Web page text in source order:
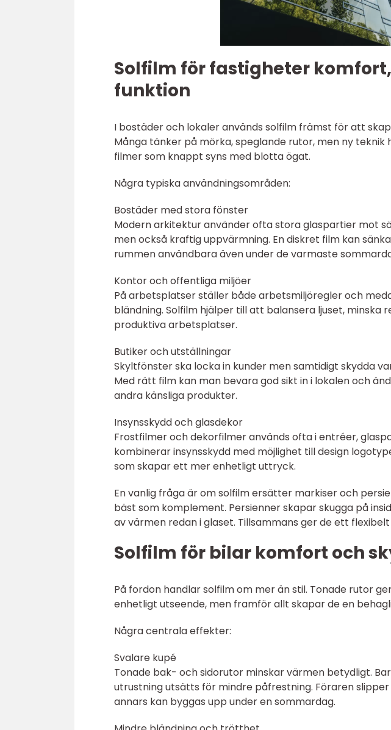
Solfilm för fastigheter
funktion
I bostäder och lokaler används solfilm främst för att
Många tänker på mörka, speglande rutor, men ny
filmer som knappt syns med blotta ögat.
Några typiska användningsområden:
Bostäder med stora fönster
Modern arkitektur använder ofta stora glaspartier mot
men också kraftig uppvärmning. En diskret film kan
rummen användbara även under de varmaste
Kontor och offentliga miljöer
På arbetsplatser ställer både arbetsmiljöregler och
bländning. Solfilm hjälper till att balansera ljuset, minska
produktiva arbetsplatser.
Butiker och utställningar
Skyltfönster ska locka in kunder men samtidigt skydda
Med rätt film kan man bevara god sikt in i lokalen och
andra känsliga produkter.
Insynsskydd och glasdekor
Frostfilmer och dekorfilmer används ofta i entréer,
kombinerar insynsskydd med möjlighet till design
som skapar ett mer enhetligt uttryck.
En vanlig fråga är om solfilm ersätter markiser och
bäst som komplement. Persienner skapar skugga på
av värmen redan i glaset. Tillsammans ger de ett
Solfilm för bilar komfort och
På fordon handlar solfilm om mer än stil. Tonade rutor
enhetligt utseende, men framför allt skapar de en
Några centrala effekter:
Svalare kupé
Tonade bak- och sidorutor minskar värmen betydligt.
utrustning utsätts för mindre påfrestning. Föraren
annars kan byggas upp under en sommardag.